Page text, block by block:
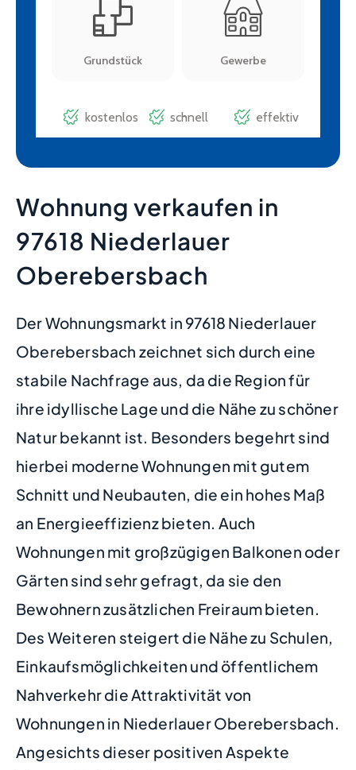
Wohnung verkaufen in
97618 Niederlauer
Oberebersbach
Der Wohnungsmarkt in 97618 Niederlauer
Oberebersbach zeichnet sich durch eine
stabile Nachfrage aus, da die Region für
ihre idyllische Lage und die Nähe zu schöner
Natur bekannt ist. Besonders begehrt sind
hierbei moderne Wohnungen mit gutem
Schnitt und Neubauten, die ein hohes Maß
an Energieeffizienz bieten. Auch
Wohnungen mit großzügigen Balkonen oder
Gärten sind sehr gefragt, da sie den
Bewohnern zusätzlichen Freiraum bieten.
Des Weiteren steigert die Nähe zu Schulen,
Einkaufsmöglichkeiten und öffentlichem
Nahverkehr die Attraktivität von
Wohnungen in Niederlauer Oberebersbach.
Angesichts dieser positiven Aspekte